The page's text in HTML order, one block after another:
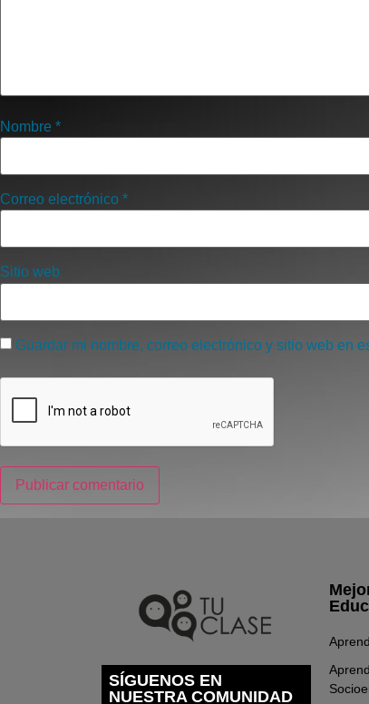
Nombre *
Correo electrónico *
Sitio web
Guardar mi nombre, correo electrónico y sitio web en
SÍGUENOS EN
NUESTRA COMUNIDAD